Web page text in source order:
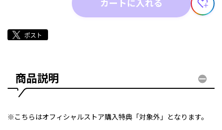
カートに入れる
商品説明
※こちらはオフィシャルストア購入特典「対象外」となります。